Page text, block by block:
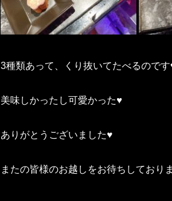
3種類あって、くり抜いてたべるのです
美味しかったし可愛かった♥️
ありがとうございました♥️
またの皆様のお越しをお待ちしており